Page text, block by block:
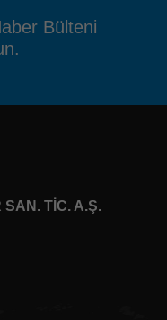
Bülteni
SAN. TIC. A.Ş.